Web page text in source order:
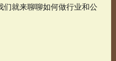
就来聊聊如何做行业和公